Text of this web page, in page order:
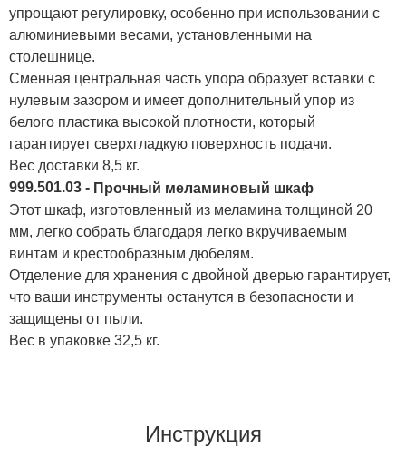
упрощают регулировку, особенно при использовании с
алюминиевыми весами, установленными на
столешнице.
Сменная центральная часть упора образует вставки с
нулевым зазором и имеет дополнительный упор из
белого пластика высокой плотности, который
гарантирует сверхгладкую поверхность подачи.
Вес доставки 8,5 кг.
999.501.03 - Прочный меламиновый шкаф
Этот шкаф, изготовленный из меламина толщиной 20
мм, легко собрать благодаря легко вкручиваемым
винтам и крестообразным дюбелям.
Отделение для хранения с двойной дверью гарантирует,
что ваши инструменты останутся в безопасности и
защищены от пыли.
Вес в упаковке 32,5 кг.
Инструкция